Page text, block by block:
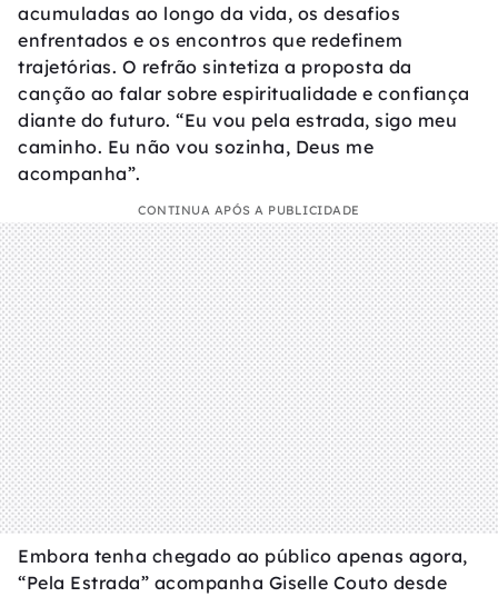
acumuladas ao longo da vida, os desafios
enfrentados e os encontros que redefinem
trajetórias. O refrão sintetiza a proposta da
canção ao falar sobre espiritualidade e confiança
diante do futuro. “Eu vou pela estrada, sigo meu
caminho. Eu não vou sozinha, Deus me
acompanha”.
CONTINUA APÓS A PUBLICIDADE
Embora tenha chegado ao público apenas agora,
“Pela Estrada” acompanha Giselle Couto desde